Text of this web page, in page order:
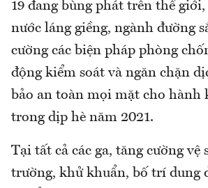
19 đang bùng phát trên thế giới,
nước láng giềng, ngành đường
cường các biện pháp phòng
động kiểm soát và ngăn chặn
bảo an toàn mọi mặt cho hành
trong dịp hè năm 2021.
Tại tất cả các ga, tăng cường vệ
trường, khử khuẩn, bố trí dung